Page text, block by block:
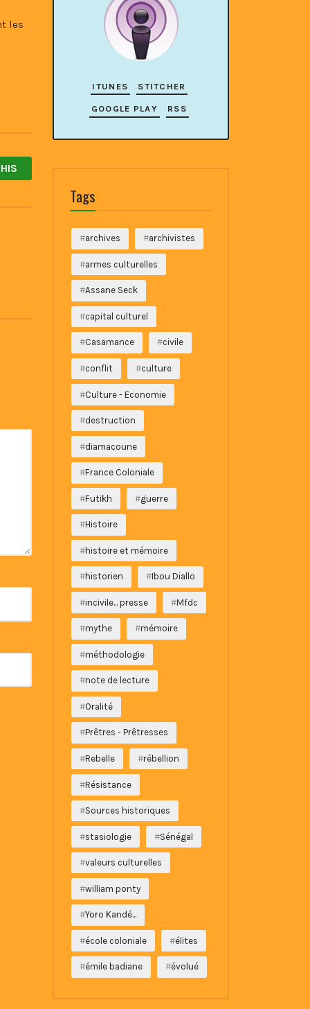
les
ITUNES STITCHER
GOOGLE PLAY RSS
Tags
archives archivistes
armes culturelles
Assane Seck
capital culturel
Casamance civile
conflit culture
Culture - Economie
destruction
diamacoune
France Coloniale
Futikh guerre
Histoire
histoire et mémoire
historien Ibou Diallo
incivile... presse Mfdc
mythe mémoire
méthodologie
note de lecture
Oralité
Prêtres - Prêtresses
Rebelle rébellion
Résistance
Sources historiques
stasiologie Sénégal
valeurs culturelles
william ponty
Yoro Kandé...
école coloniale élites
émile badiane évolué